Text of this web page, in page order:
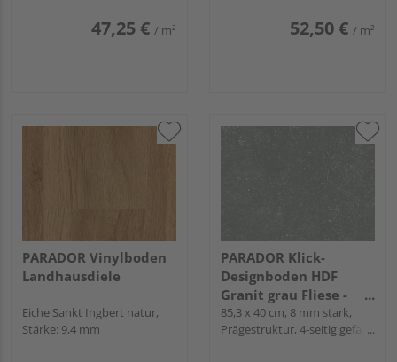
47,25 € / m² 52,50 € / m²
PARADOR Vinylboden
Landhausdiele
Eiche Sankt Ingbert natur,
Stärke: 9,4 mm
PARADOR Klick-
Designboden HDF
Granit grau Fliese -
Modular One
85,3 x 40 cm, 8 mm stark,
Prägestruktur, 4-seitig gefast,